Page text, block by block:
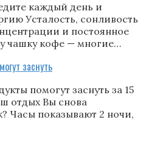
каждый день и
Усталость, сонливость
и постоянное
чашку кофе — многие…
заснуть
помогут заснуть за 15
отдых Вы снова
Часы показывают 2 ночи,